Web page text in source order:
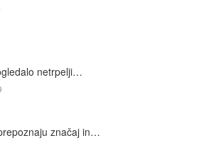
netrpelji…
značaj in…